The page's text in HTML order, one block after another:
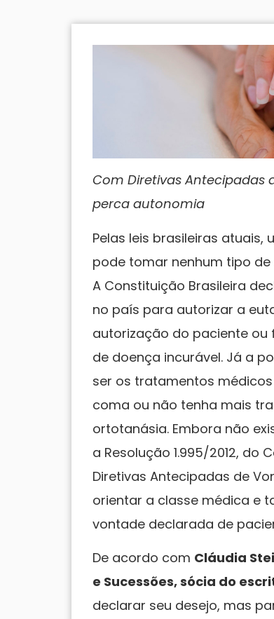
Com Diretivas
perca autonomia
Pelas leis brasileiras
pode tomar nenhum tipo
A Constituição Brasileira
no país para autorizar a
autorização do paciente
de doença incurável. Já a
ser os tratamentos
coma ou não tenha mais
ortotanásia. Embora não
a Resolução 1.995/2012, do
Diretivas Antecipadas de
orientar a classe médica e
vontade declarada de
De acordo com Cláudia
e Sucessões, sócia do
declarar seu desejo, mas